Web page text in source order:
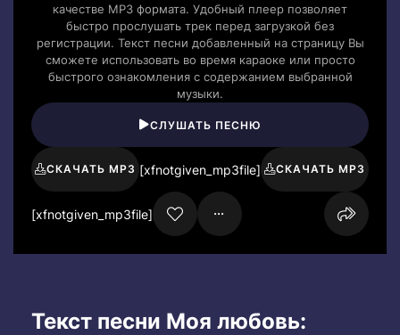
качестве MP3 формата. Удобный плеер позволяет
быстро прослушать трек перед загрузкой без
регистрации. Текст песни добавленный на страницу Вы
сможете использовать во время караоке или просто
быстрого ознакомления с содержанием выбранной
музыки.
СЛУШАТЬ ПЕСНЮ
СКАЧАТЬ MP3 [xfnotgiven_mp3file] СКАЧАТЬ MP3
[xfnotgiven_mp3file]
Текст песни Моя любовь: